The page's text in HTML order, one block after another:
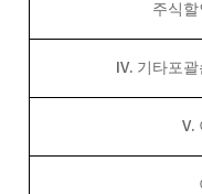
주식
IV. 기타포
V.